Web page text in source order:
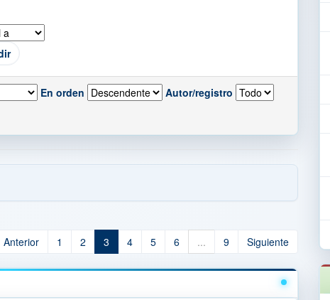
En orden Autor/registro
Anterior 1 2 3 4 5 6 ... 9 Siguiente